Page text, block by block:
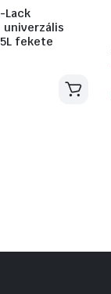
Lack
univerzális
fekete